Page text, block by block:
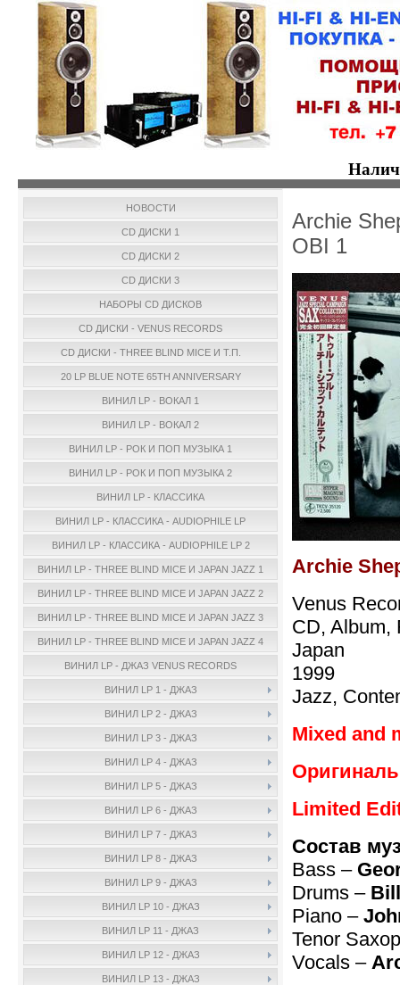
НОВОСТИ
CD ДИСКИ 1
CD ДИСКИ 2
CD ДИСКИ 3
НАБОРЫ CD ДИСКОВ
CD ДИСКИ - VENUS RECORDS
CD ДИСКИ - THREE BLIND MICE И Т.П.
20 LP BLUE NOTE 65TH ANNIVERSARY
ВИНИЛ LP - ВОКАЛ 1
ВИНИЛ LP - ВОКАЛ 2
ВИНИЛ LP - РОК И ПОП МУЗЫКА 1
ВИНИЛ LP - РОК И ПОП МУЗЫКА 2
ВИНИЛ LP - КЛАССИКА
ВИНИЛ LP - КЛАССИКА - AUDIOPHILE LP
ВИНИЛ LP - КЛАССИКА - AUDIOPHILE LP 2
ВИНИЛ LP - THREE BLIND MICE И JAPAN JAZZ 1
ВИНИЛ LP - THREE BLIND MICE И JAPAN JAZZ 2
ВИНИЛ LP - THREE BLIND MICE И JAPAN JAZZ 3
ВИНИЛ LP - THREE BLIND MICE И JAPAN JAZZ 4
ВИНИЛ LP - ДЖАЗ VENUS RECORDS
ВИНИЛ LP 1 - ДЖАЗ
ВИНИЛ LP 2 - ДЖАЗ
ВИНИЛ LP 3 - ДЖАЗ
ВИНИЛ LP 4 - ДЖАЗ
ВИНИЛ LP 5 - ДЖАЗ
ВИНИЛ LP 6 - ДЖАЗ
ВИНИЛ LP 7 - ДЖАЗ
ВИНИЛ LP 8 - ДЖАЗ
ВИНИЛ LP 9 - ДЖАЗ
ВИНИЛ LP 10 - ДЖАЗ
ВИНИЛ LP 11 - ДЖАЗ
ВИНИЛ LP 12 - ДЖАЗ
ВИНИЛ LP 13 - ДЖАЗ
Archie
OBI 1
Archie
Venus
CD, Album,
Japan
1999
Jazz,
Mixed and
Limited
Состав
Bass –
Drums –
Piano –
Tenor
Vocals –